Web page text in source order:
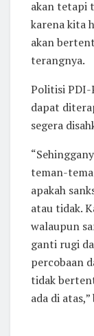
akan tetapi
karena kita
akan
terangnya.
Politisi PDI-
dapat
segera
teman-
apakah
atau tidak.
walaupun
ganti rugi
percobaan
tidak
ada di